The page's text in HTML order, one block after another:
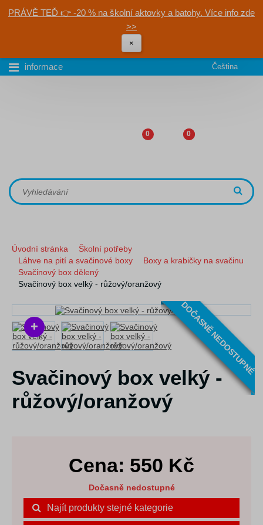
PRÁVĚ TEĎ 👉 -20 % na školní aktovky a batohy. Více info zde
>>
×
informace Čeština
0 0
Úvodní stránka
Školní potřeby
Láhve na pití a svačinové boxy
Boxy a krabičky na svačinu
Svačinový box dělený
Svačinový box velký - růžový/oranžový
DOČASNĚ NEDOSTUPNÉ
Svačinový box velký -
růžový/oranžový
Cena: 550 Kč
Dočasně nedostupné
Najít produkty stejné kategorie